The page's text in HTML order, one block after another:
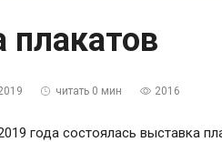
плакатов
читать 0 мин 2016
года состоялась выставка